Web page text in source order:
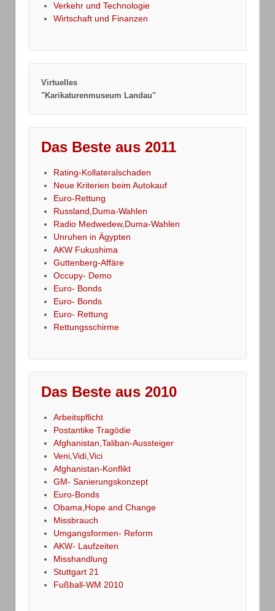
Verkehr und Technologie
Wirtschaft und Finanzen
Virtuelles
"Karikaturenmuseum Landau"
Das Beste aus 2011
Rating-Kollateralschaden
Neue Kriterien beim Autokauf
Euro-Rettung
Russland,Duma-Wahlen
Radio Medwedew,Duma-Wahlen
Unruhen in Ägypten
AKW Fukushima
Guttenberg-Affäre
Occupy- Demo
Euro- Bonds
Euro- Bonds
Euro- Rettung
Rettungsschirme
Das Beste aus 2010
Arbeitspflicht
Postantike Tragödie
Afghanistan,Taliban-Aussteiger
Veni,Vidi,Vici
Afghanistan-Konflikt
GM- Sanierungskonzept
Euro-Bonds
Obama,Hope and Change
Missbrauch
Umgangsformen- Reform
AKW- Laufzeiten
Misshandlung
Stuttgart 21
Fußball-WM 2010